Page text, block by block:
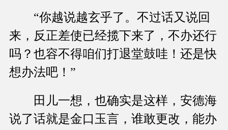
“你越说越玄乎了。不过话又说回
来，反正差使已经揽下来了，不办还行
吗？也容不得咱们打退堂鼓哇！还是快
想办法吧！”
田儿一想，也确实是这样，安德海
说了话就是金口玉言，谁敢更改，能办